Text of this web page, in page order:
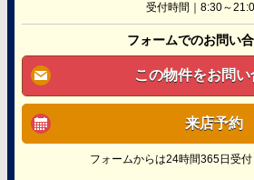
受付時間｜8:30～
フォームでのお問い
この物件をお問
来店予約
フォームからは24時間365日受付